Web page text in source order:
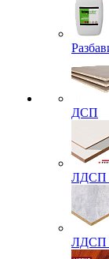
ДСП
ЛДСП
ЛДСП